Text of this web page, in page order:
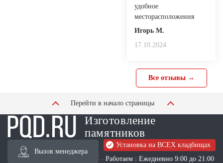
удобное
месторасположения
Игорь М.
17.10.2024
Все отзывы →
Перейти в начало страницы
Изготовление
памятников
Вызов менеджера
Установка на ВСЕХ кладбищах
Работаем : Ежедневно 9:00 до 21:00